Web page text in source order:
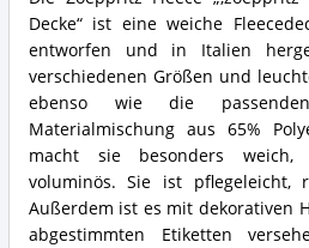
Decke“ ist eine weiche
entworfen und in Italien
verschiedenen Größen und
ebenso wie die
Materialmischung aus 65%
macht sie besonders weich,
voluminös. Sie ist pflegeleicht,
Außerdem ist es mit dekorativen
abgestimmten Etiketten